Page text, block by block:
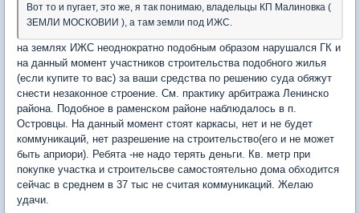
Вот то и пугает, это же, я так понимаю, владельцы КП Малиновка (
ЗЕМЛИ МОСКОВИИ ), а там земли под ИЖС.
на землях ИЖС неоднократно подобным образом нарушался ГК и
на данный момент участников строительства подобного жилья
(если купите то вас) за ваши средства по решению суда обяжут
снести незаконное строение. См. практику арбитража Ленинско
района. Подобное в раменском районе наблюдалось в п.
Островцы. На данный момент стоят каркасы, нет и не будет
коммуникаций, нет разрешение на строительство(его и не может
быть априори). Ребята -не надо терять деньги. Кв. метр при
покупке участка и строительсве самостоятельно дома обходится
сейчас в среднем в 37 тыс не считая коммуникаций. Желаю
удачи.